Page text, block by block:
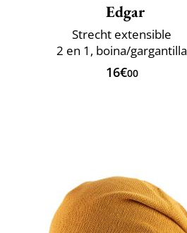
Edgar
Strecht extensible
2 en 1, boina/gargantilla
16€00